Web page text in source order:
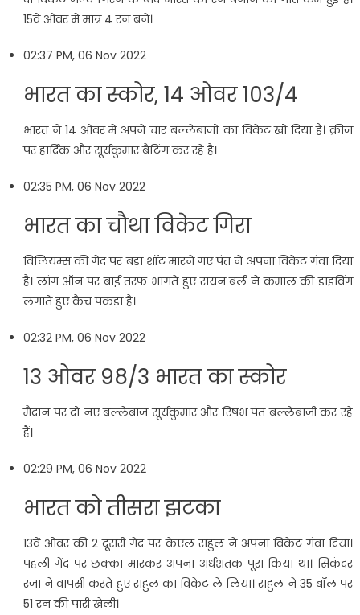
15वें ओवर में मात्र 4 रन बने।
02:37 PM, 06 Nov 2022
भारत का स्कोर, 14 ओवर 103/4
भारत ने 14 ओवर में अपने चार बल्लेबाजों का विकेट खो दिया है। क्रीज
पर हार्दिक और सूर्यकुमार बैटिंग कर रहे है।
02:35 PM, 06 Nov 2022
भारत का चौथा विकेट गिरा
विलियम्स की गेंद पर बड़ा शॉट मारने गए पंत ने अपना विकेट गंवा दिया
है। लांग ऑन पर बाईं तरफ भागते हुए रायन बर्ल ने कमाल की डाइविंग
लगाते हुए कैच पकड़ा है।
02:32 PM, 06 Nov 2022
13 ओवर 98/3 भारत का स्कोर
मैदान पर दो नए बल्लेबाज सूर्यकुमार और रिषभ पंत बल्लेबाजी कर रहे
हैं।
02:29 PM, 06 Nov 2022
भारत को तीसरा झटका
13वें ओवर की 2 दूसरी गेंद पर केएल राहुल ने अपना विकेट गंवा दिया।
पहली गेंद पर छक्का मारकर अपना अर्धशतक पूरा किया था। सिकंदर
रजा ने वापसी करते हुए राहुल का विकेट ले लिया। राहुल ने 35 बॉल पर
51 रन की पारी खेली।